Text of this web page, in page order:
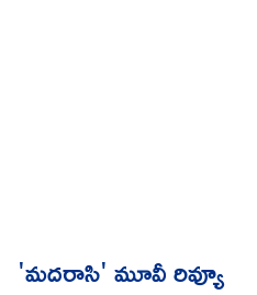
'మదరాసి' మూవీ రివ్యూ